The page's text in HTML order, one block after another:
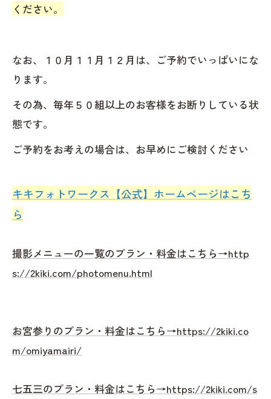
ください。
なお、１０月１１月１２月は、ご予約でいっぱいにな
ります。
その為、毎年５０組以上のお客様をお断りしている状
態です。
ご予約をお考えの場合は、お早めにご検討ください
キキフォトワークス【公式】ホームページはこち
ら
撮影メニューの一覧のプラン・料金はこちら→http
s://2kiki.com/photomenu.html
お宮参りのプラン・料金はこちら→https://2kiki.co
m/omiyamairi/
七五三のプラン・料金はこちら→https://2kiki.com/s